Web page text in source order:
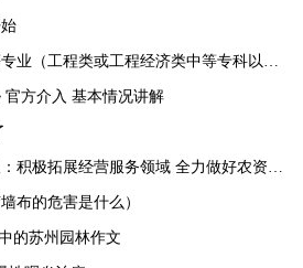
工程类或工程经济类中等专科以上学历）
方介入 基本情况讲解
极拓展经营服务领域 全力做好农资供应
布的危害是什么）
的苏州园林作文